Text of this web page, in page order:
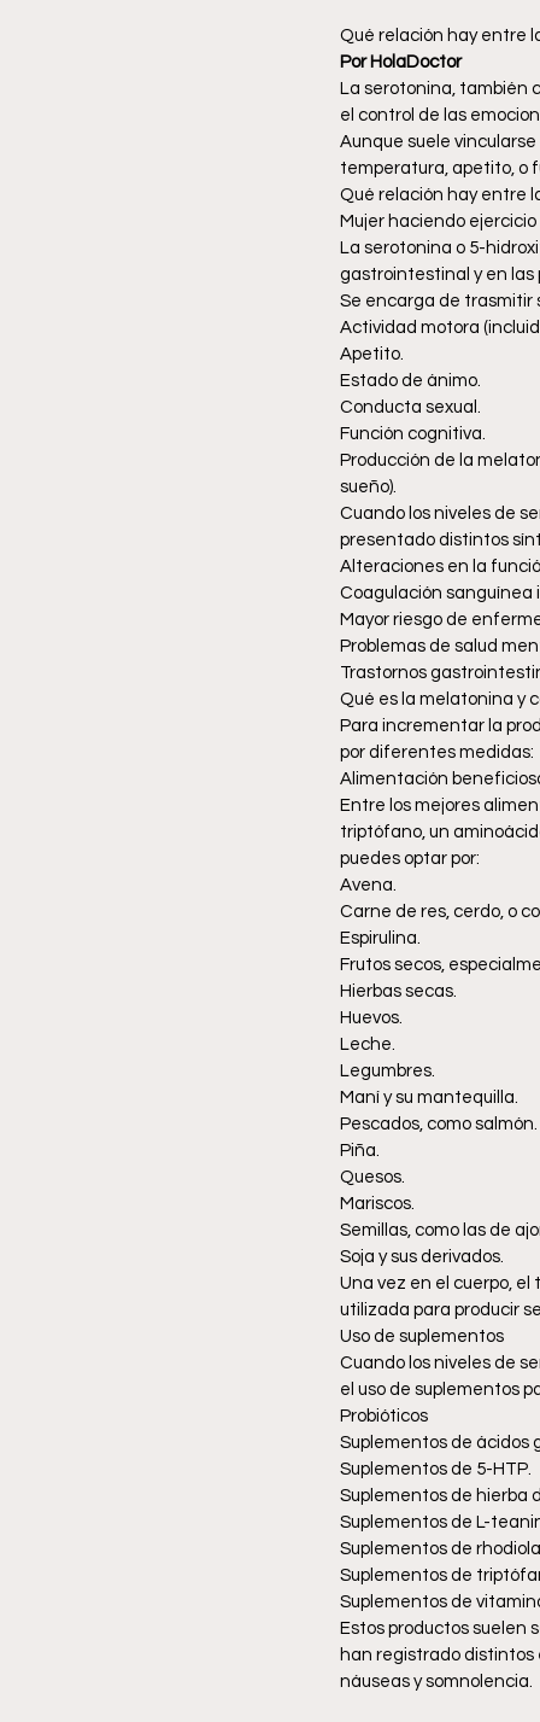
Qué relación hay entre
Por HolaDoctor
La serotonina, también
el control de las
Aunque suele
temperatura, apetito, o
Qué relación hay entre
Mujer haciendo
La serotonina o 5-
gastrointestinal y en las
Se encarga de trasmitir
Actividad motora
Apetito.
Estado de ánimo.
Conducta sexual.
Función cognitiva.
Producción de la
sueño).
Cuando los niveles de
presentado distintos
Alteraciones en la
Coagulación sanguínea
Mayor riesgo de
Problemas de salud
Trastornos
Qué es la melatonina y
Para incrementar la
por diferentes medidas:
Alimentación
Entre los mejores
triptófano, un
puedes optar por:
Avena.
Carne de res, cerdo, o
Espirulina.
Frutos secos,
Hierbas secas.
Huevos.
Leche.
Legumbres.
Maní y su mantequilla.
Pescados, como salmón.
Piña.
Quesos.
Mariscos.
Semillas, como las de
Soja y sus derivados.
Una vez en el cuerpo,
utilizada para producir
Uso de suplementos
Cuando los niveles de
el uso de suplementos
Probióticos
Suplementos de ácidos
Suplementos de 5-HTP.
Suplementos de hierba
Suplementos de L-
Suplementos de rhodiola.
Suplementos de
Suplementos de
Estos productos suelen
han registrado distintos
náuseas y somnolencia.